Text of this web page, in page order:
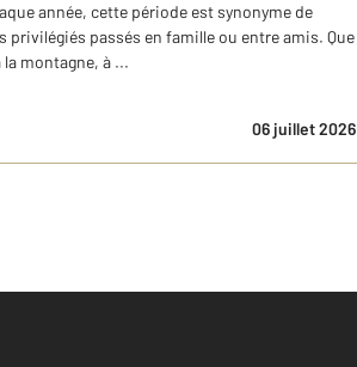
année, cette période est synonyme de
privilégiés passés en famille ou entre amis. Que
la montagne, à ...
06 juillet 2026